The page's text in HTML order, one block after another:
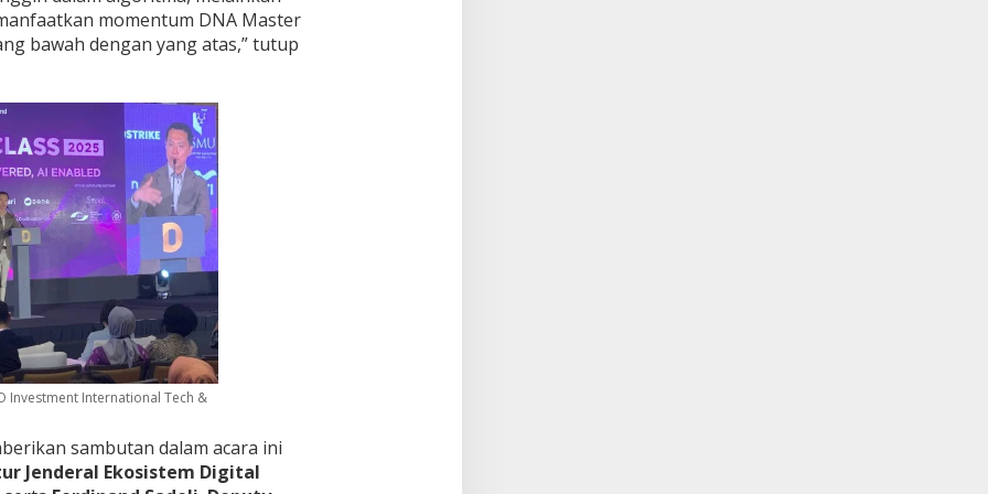
momentum DNA Master
bawah dengan yang atas,” tutup
Investment International Tech &
sambutan dalam acara ini
Jenderal Ekosistem Digital